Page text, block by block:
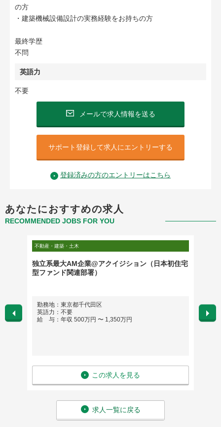
の方
・建築機械設備設計の実務経験をお持ちの方
最終学歴
不問
英語力
不要
メールで求人情報を送る
サポート登録して求人にエントリーする
登録済みの方のエントリーはこちら
あなたにおすすめの求人
RECOMMENDED JOBS FOR YOU
馬県,
重
不動産・建築・土木
独立系最大AM企業@アクイジション（日本初住宅
型ファンド関連部署）
勤務地：東京都千代田区
英語力：不要
給 与：年収 500万円 〜 1,350万円
この求人を見る
勤務
英語
給
求人一覧に戻る